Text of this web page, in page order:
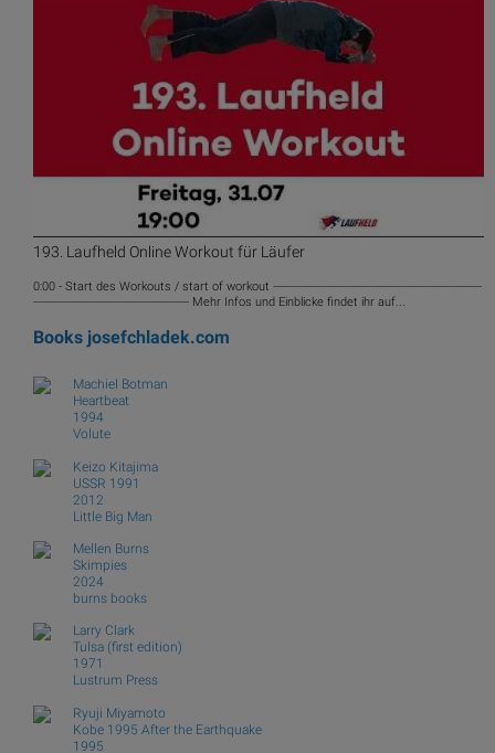
193. Laufheld Online Workout für Läufer
0:00 - Start des Workouts / start of workout ---------------------------------------------------------------
----------------------------------------------- Mehr Infos und Einblicke findet ihr auf...
Books josefchladek.com
Machiel Botman
Heartbeat
1994
Volute
Keizo Kitajima
USSR 1991
2012
Little Big Man
Mellen Burns
Skimpies
2024
burns books
Larry Clark
Tulsa (first edition)
1971
Lustrum Press
Ryuji Miyamoto
Kobe 1995 After the Earthquake
1995